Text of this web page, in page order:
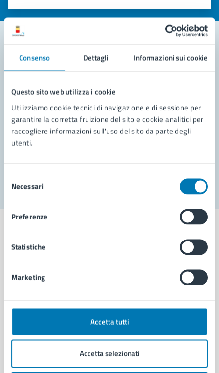
Consenso Dettagli Informazioni sui cookie
Questo sito web utilizza i cookie
Utilizziamo cookie tecnici di navigazione e di sessione per
garantire la corretta fruizione del sito e cookie analitici per
raccogliere informazioni sull'uso del sito da parte degli
utenti.
delNecessari
Preferenze
Statistiche
Marketing
Accetta tutti
Accetta selezionati
Valuta 5 stelle su 5
Valuta 4 stelle su 5
Valuta 3 stelle su 5
Valuta 2 stelle su 5
Valuta 1 stelle su 5
Contatta il comune
Richiedi assistenza
Prenota appuntamento
Problemi in città
Aree amministrative
Uffici
Politici